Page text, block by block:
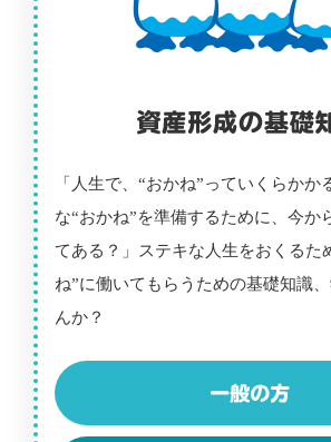
「人生で、“おかね”っていくらかか
な“おかね”を準備するために、今か
てある？」ステキな人生をおくるた
ね”に働いてもらうための基礎知識
んか？